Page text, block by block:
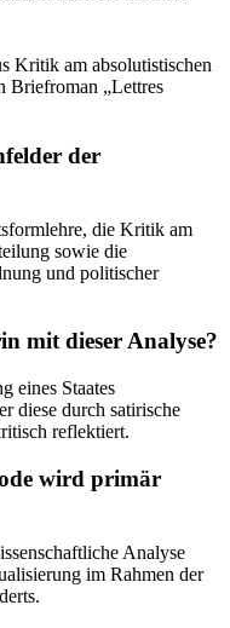
Kritik am absolutistischen
Briefroman „Lettres
der
die Kritik am
sowie die
und politischer
mit dieser Analyse?
eines Staates
diese durch satirische
reflektiert.
wird primär
Analyse
im Rahmen der